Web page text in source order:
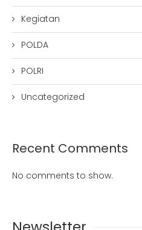
Kegiatan
POLDA
POLRI
Uncategorized
Recent Comments
No comments to show.